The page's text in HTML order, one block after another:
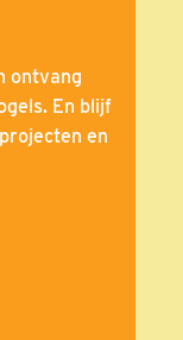
ontvang
En blijf
en